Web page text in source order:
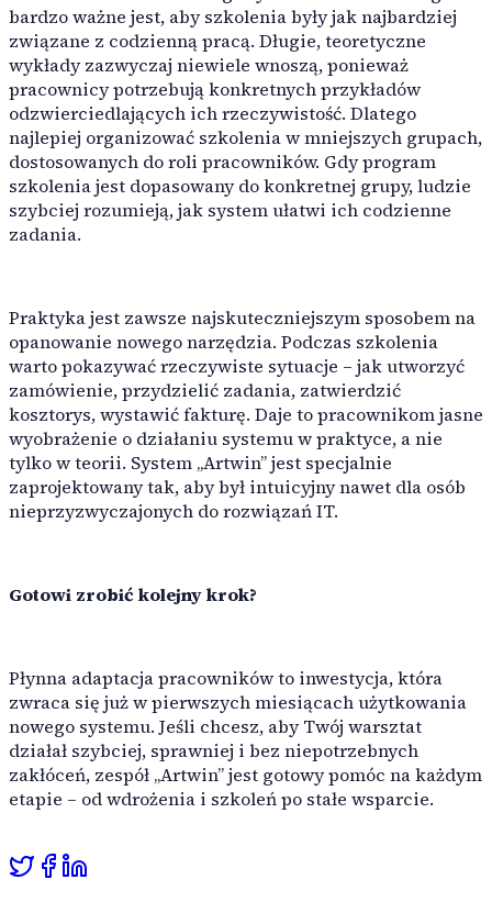
bardzo ważne jest, aby szkolenia były jak najbardziej
związane z codzienną pracą. Długie, teoretyczne
wykłady zazwyczaj niewiele wnoszą, ponieważ
pracownicy potrzebują konkretnych przykładów
odzwierciedlających ich rzeczywistość. Dlatego
najlepiej organizować szkolenia w mniejszych grupach,
dostosowanych do roli pracowników. Gdy program
szkolenia jest dopasowany do konkretnej grupy, ludzie
szybciej rozumieją, jak system ułatwi ich codzienne
zadania.
Praktyka jest zawsze najskuteczniejszym sposobem na
opanowanie nowego narzędzia. Podczas szkolenia
warto pokazywać rzeczywiste sytuacje – jak utworzyć
zamówienie, przydzielić zadania, zatwierdzić
kosztorys, wystawić fakturę. Daje to pracownikom jasne
wyobrażenie o działaniu systemu w praktyce, a nie
tylko w teorii. System „Artwin” jest specjalnie
zaprojektowany tak, aby był intuicyjny nawet dla osób
nieprzyzwyczajonych do rozwiązań IT.
Gotowi zrobić kolejny krok?
Płynna adaptacja pracowników to inwestycja, która
zwraca się już w pierwszych miesiącach użytkowania
nowego systemu. Jeśli chcesz, aby Twój warsztat
działał szybciej, sprawniej i bez niepotrzebnych
zakłóceń, zespół „Artwin” jest gotowy pomóc na każdym
etapie – od wdrożenia i szkoleń po stałe wsparcie.